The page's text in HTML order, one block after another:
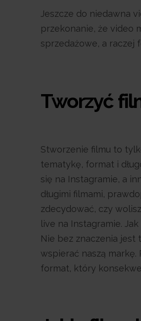
Jeszcze do niedawna
przekonanie, że video
sprzedażowe, a raczej
Tworzyć
Stworzenie filmu to
tematykę, format i
się na Instagramie, a
długimi filmami,
zdecydować, czy
live na Instagramie.
Nie bez znaczenia jest
wspierać naszą
format, który